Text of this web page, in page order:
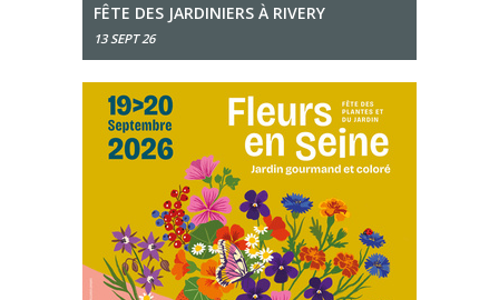
FÊTE DES JARDINIERS À RIVERY
13 SEPT 26